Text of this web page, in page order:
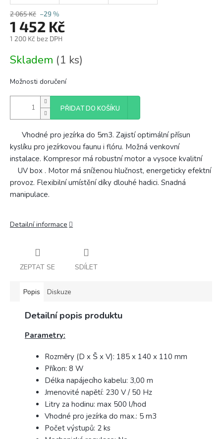
2 065 Kč –29 %
1 452 Kč
1 200 Kč bez DPH
cena:
Skladem (1 ks)
Možnosti doručení
PŘIDAT DO KOŠÍKU
Vhodné pro jezírka do 5m3. Zajistí optimální přísun
kyslíku pro jezírkovou faunu i flóru. Možná venkovní
instalace. Kompresor má robustní motor a vysoce kvalitní
UV box . Motor má sníženou hlučnost, energeticky efektní
provoz. Flexibilní umístění díky dlouhé hadici. Snadná
manipulace.
Detailní informace
ZEPTAT SE SDÍLET
Popis Diskuze
Detailní popis produktu
Parametry:
Rozměry (D x Š x V): 185 x 140 x 110 mm
Příkon: 8 W
Délka napájecího kabelu: 3,00 m
Jmenovité napětí: 230 V / 50 Hz
Litry za hodinu: max 500 l/hod
Vhodné pro jezírka do max.: 5 m3
Počet výstupů: 2 ks